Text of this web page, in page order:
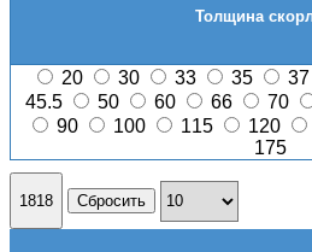
Толщина
20 30 33 35 37
45.5
50 60 66 70
90
100 115 120
175
1818 Сбросить